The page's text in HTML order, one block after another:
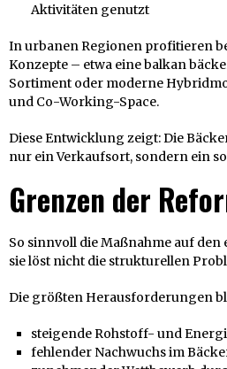
Aktivitäten genutzt
In urbanen Regionen profitieren
Konzepte – etwa eine balkan
Sortiment oder moderne
und Co-Working-Space.
Diese Entwicklung zeigt: Die
nur ein Verkaufsort, sondern ein
Grenzen der
So sinnvoll die Maßnahme auf
sie löst nicht die strukturellen
Die größten Herausforderungen
steigende Rohstoff- und
fehlender Nachwuchs im